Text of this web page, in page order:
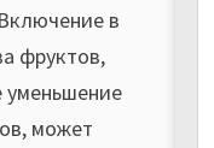
в
фруктов,
уменьшение
может